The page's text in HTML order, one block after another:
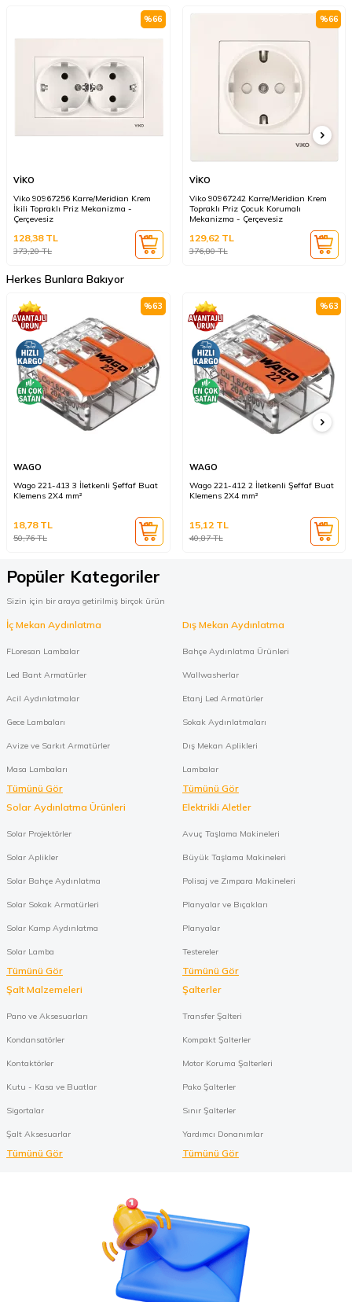
%66
VİKO
Viko 90967256 Karre/Meridian Krem
İkili Topraklı Priz Mekanizma -
Çerçevesiz
373,20TL
128,38TL
%66
VİKO
Viko 90967242 Karre/Meridian Krem
Topraklı Priz Çocuk Korumalı
Mekanizma - Çerçevesiz
376,80TL
129,62TL
Herkes Bunlara Bakıyor
%63
WAGO
Wago 221-413 3 İletkenli Şeffaf Buat
Klemens 2X4 mm²
50,76TL
18,78TL
%63
WAGO
Wago 221-412 2 İletkenli Şeffaf Buat
Klemens 2X4 mm²
40,87TL
15,12TL
Popüler Kategoriler
Sizin için bir araya getirilmiş birçok ürün
İç Mekan Aydınlatma
FLoresan Lambalar
Led Bant Armatürler
Acil Aydınlatmalar
Gece Lambaları
Avize ve Sarkıt Armatürler
Masa Lambaları
Tümünü Gör
Dış Mekan Aydınlatma
Bahçe Aydınlatma Ürünleri
Wallwasherlar
Etanj Led Armatürler
Sokak Aydınlatmaları
Dış Mekan Aplikleri
Lambalar
Tümünü Gör
Solar Aydınlatma Ürünleri
Solar Projektörler
Solar Aplikler
Solar Bahçe Aydınlatma
Solar Sokak Armatürleri
Solar Kamp Aydınlatma
Solar Lamba
Tümünü Gör
Elektrikli Aletler
Avuç Taşlama Makineleri
Büyük Taşlama Makineleri
Polisaj ve Zımpara Makineleri
Planyalar ve Bıçakları
Planyalar
Testereler
Tümünü Gör
Şalt Malzemeleri
Pano ve Aksesuarları
Kondansatörler
Kontaktörler
Kutu - Kasa ve Buatlar
Sigortalar
Şalt Aksesuarlar
Tümünü Gör
Şalterler
Transfer Şalteri
Kompakt Şalterler
Motor Koruma Şalterleri
Pako Şalterler
Sınır Şalterler
Yardımcı Donanımlar
Tümünü Gör